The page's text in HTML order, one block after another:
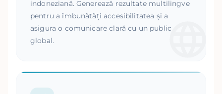
indoneziană. Generează rezultate multilingve
pentru a îmbunătăți accesibilitatea și a
asigura o comunicare clară cu un public
global.